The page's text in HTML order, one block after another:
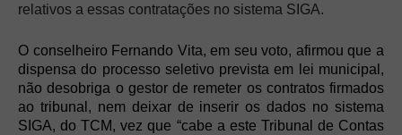
relativos a essas contratações no sistema SIGA.
O conselheiro Fernando Vita, em seu voto, afirmou que a
dispensa do processo seletivo prevista em lei municipal,
não desobriga o gestor de remeter os contratos firmados
ao tribunal, nem deixar de inserir os dados no sistema
SIGA, do TCM, vez que “cabe a este Tribunal de Contas